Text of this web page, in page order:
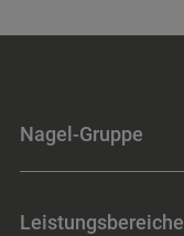
Nagel-Gruppe
News & Events
Leistungsbereiche